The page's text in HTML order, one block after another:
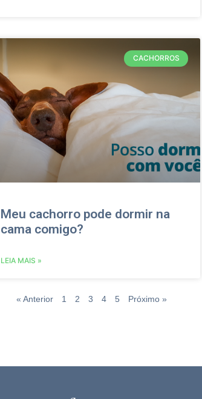
CACHORROS
Meu cachorro pode dormir na
cama comigo?
LEIA MAIS »
« Anterior 1 2 3 4 5 Próximo »